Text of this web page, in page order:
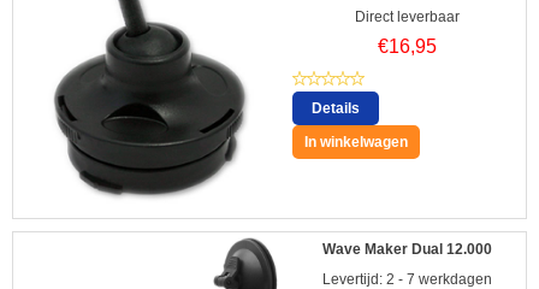
Direct leverbaar
€16,95
Details
In winkelwagen
Wave Maker Dual 12.000
Levertijd: 2 - 7 werkdagen